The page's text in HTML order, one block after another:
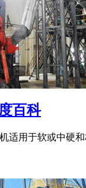
百科
适用于软或中硬